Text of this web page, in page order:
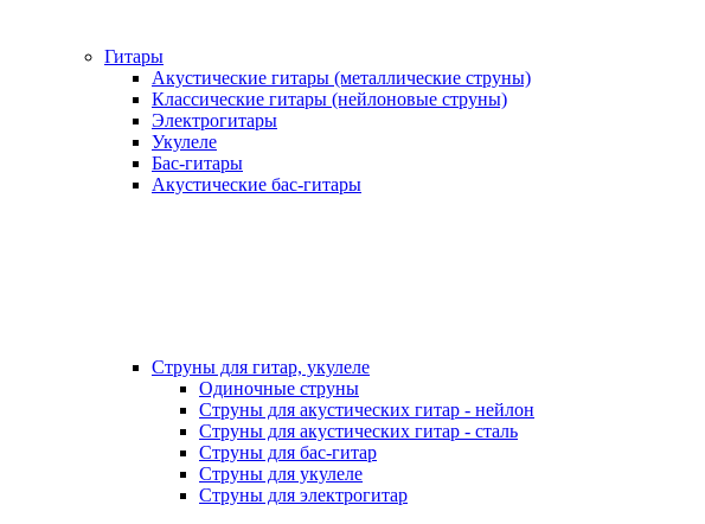
Гитары
Акустические гитары (металлические струны)
Классические гитары (нейлоновые струны)
Электрогитары
Укулеле
Бас-гитары
Акустические бас-гитары
Струны для гитар, укулеле
Одиночные струны
Струны для акустических гитар - нейлон
Струны для акустических гитар - сталь
Струны для бас-гитар
Струны для укулеле
Струны для электрогитар